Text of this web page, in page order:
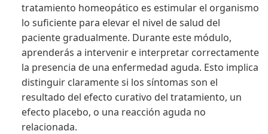
tratamiento homeopático es estimular el organismo
lo suficiente para elevar el nivel de salud del
paciente gradualmente. Durante este módulo,
aprenderás a intervenir e interpretar correctamente
la presencia de una enfermedad aguda. Esto implica
distinguir claramente si los síntomas son el
resultado del efecto curativo del tratamiento, un
efecto placebo, o una reacción aguda no
relacionada.